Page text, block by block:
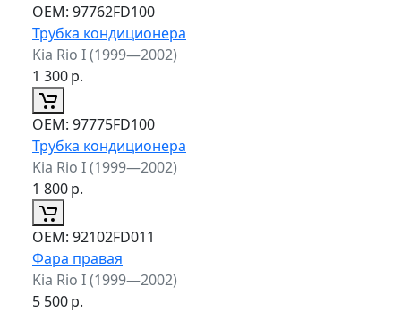
ОЕМ: 97762FD100
Трубка кондиционера
Kia Rio I (1999—2002)
1 300р.
ОЕМ: 97775FD100
Трубка кондиционера
Kia Rio I (1999—2002)
1 800р.
ОЕМ: 92102FD011
Фара правая
Kia Rio I (1999—2002)
5 500р.